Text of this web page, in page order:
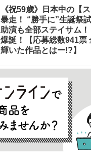
《祝59歳》日本中の【
暴走！ “勝手に”生誕祭
助演も全部ステイサム！
爆誕！【応募総数941票
輝いた作品とはー!?】